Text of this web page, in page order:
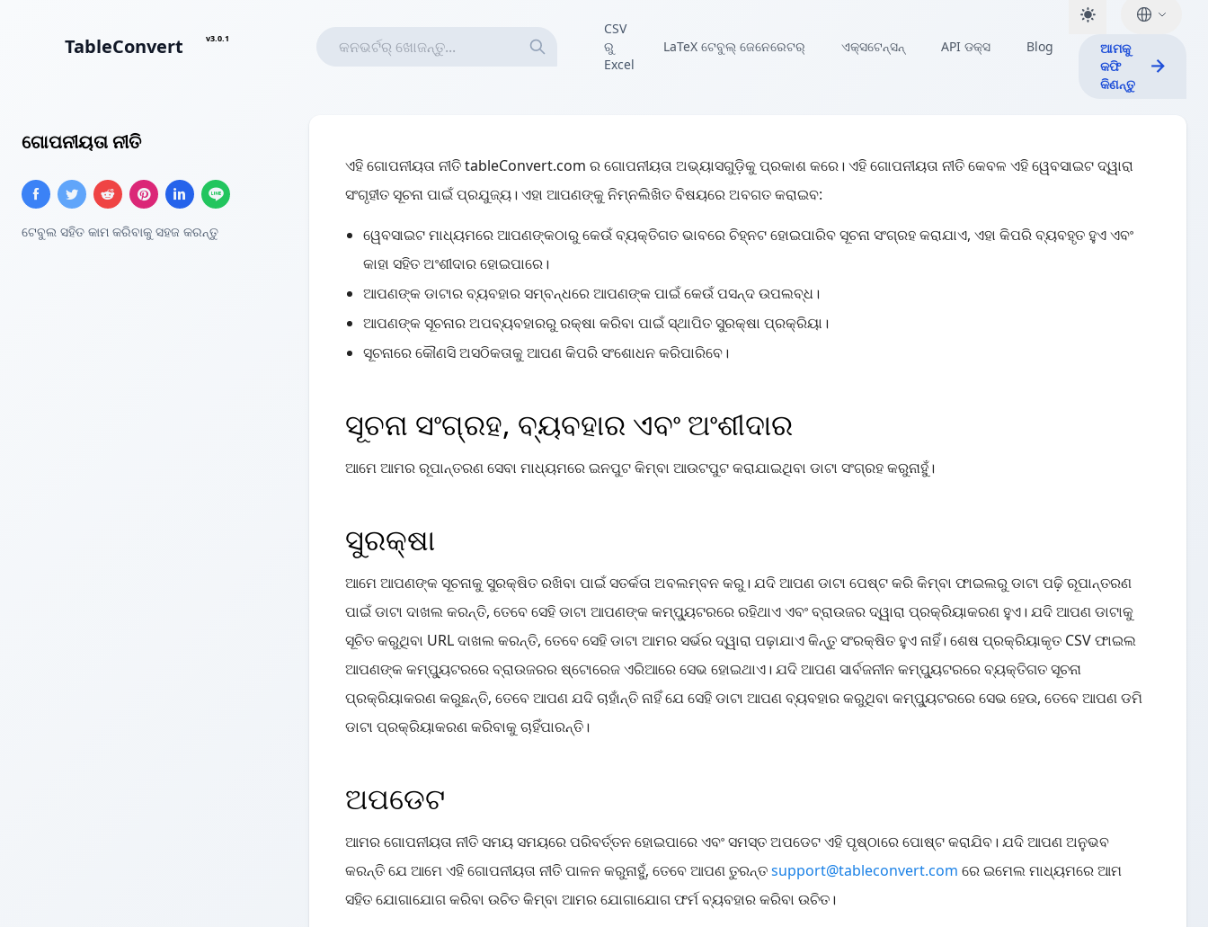
TableConvert v3.0.1
CSV
ରୁ
Excel
LaTeX ଟେବୁଲ୍ ଜେନେରେଟର୍ ଏକ୍ସଟେନ୍ସନ୍ API ଡକ୍ସ Blog
ଆମକୁ
କଫି
କିଣନ୍ତୁ
ଗୋପନୀୟତା ନୀତି
ଟେବୁଲ ସହିତ କାମ କରିବାକୁ ସହଜ କରନ୍ତୁ
ଏହି ଗୋପନୀୟତା ନୀତି tableConvert.com ର ଗୋପନୀୟତା ଅଭ୍ୟାସଗୁଡ଼ିକୁ ପ୍ରକାଶ କରେ। ଏହି ଗୋପନୀୟତା ନୀତି କେବଳ ଏହି ୱେବସାଇଟ ଦ୍ୱାରା
ସଂଗୃହୀତ ସୂଚନା ପାଇଁ ପ୍ରଯୁଜ୍ୟ। ଏହା ଆପଣଙ୍କୁ ନିମ୍ନଲିଖିତ ବିଷୟରେ ଅବଗତ କରାଇବ:
ୱେବସାଇଟ ମାଧ୍ୟମରେ ଆପଣଙ୍କଠାରୁ କେଉଁ ବ୍ୟକ୍ତିଗତ ଭାବରେ ଚିହ୍ନଟ ହୋଇପାରିବ ସୂଚନା ସଂଗ୍ରହ କରାଯାଏ, ଏହା କିପରି ବ୍ୟବହୃତ ହୁଏ ଏବଂ
କାହା ସହିତ ଅଂଶୀଦାର ହୋଇପାରେ।
ଆପଣଙ୍କ ଡାଟାର ବ୍ୟବହାର ସମ୍ବନ୍ଧରେ ଆପଣଙ୍କ ପାଇଁ କେଉଁ ପସନ୍ଦ ଉପଲବ୍ଧ।
ଆପଣଙ୍କ ସୂଚନାର ଅପବ୍ୟବହାରରୁ ରକ୍ଷା କରିବା ପାଇଁ ସ୍ଥାପିତ ସୁରକ୍ଷା ପ୍ରକ୍ରିୟା।
ସୂଚନାରେ କୌଣସି ଅସଠିକତାକୁ ଆପଣ କିପରି ସଂଶୋଧନ କରିପାରିବେ।
ସୂଚନା ସଂଗ୍ରହ, ବ୍ୟବହାର ଏବଂ ଅଂଶୀଦାର
ଆମେ ଆମର ରୂପାନ୍ତରଣ ସେବା ମାଧ୍ୟମରେ ଇନପୁଟ କିମ୍ବା ଆଉଟପୁଟ କରାଯାଇଥିବା ଡାଟା ସଂଗ୍ରହ କରୁନାହୁଁ।
ସୁରକ୍ଷା
ଆମେ ଆପଣଙ୍କ ସୂଚନାକୁ ସୁରକ୍ଷିତ ରଖିବା ପାଇଁ ସତର୍କତା ଅବଲମ୍ବନ କରୁ। ଯଦି ଆପଣ ଡାଟା ପେଷ୍ଟ କରି କିମ୍ବା ଫାଇଲରୁ ଡାଟା ପଢ଼ି ରୂପାନ୍ତରଣ
ପାଇଁ ଡାଟା ଦାଖଲ କରନ୍ତି, ତେବେ ସେହି ଡାଟା ଆପଣଙ୍କ କମ୍ପ୍ୟୁଟରରେ ରହିଥାଏ ଏବଂ ବ୍ରାଉଜର ଦ୍ୱାରା ପ୍ରକ୍ରିୟାକରଣ ହୁଏ। ଯଦି ଆପଣ ଡାଟାକୁ
ସୂଚିତ କରୁଥିବା URL ଦାଖଲ କରନ୍ତି, ତେବେ ସେହି ଡାଟା ଆମର ସର୍ଭର ଦ୍ୱାରା ପଢ଼ାଯାଏ କିନ୍ତୁ ସଂରକ୍ଷିତ ହୁଏ ନାହିଁ। ଶେଷ ପ୍ରକ୍ରିୟାକୃତ CSV ଫାଇଲ
ଆପଣଙ୍କ କମ୍ପ୍ୟୁଟରରେ ବ୍ରାଉଜରର ଷ୍ଟୋରେଜ ଏରିଆରେ ସେଭ ହୋଇଥାଏ। ଯଦି ଆପଣ ସାର୍ବଜନୀନ କମ୍ପ୍ୟୁଟରରେ ବ୍ୟକ୍ତିଗତ ସୂଚନା
ପ୍ରକ୍ରିୟାକରଣ କରୁଛନ୍ତି, ତେବେ ଆପଣ ଯଦି ଚାହାଁନ୍ତି ନାହିଁ ଯେ ସେହି ଡାଟା ଆପଣ ବ୍ୟବହାର କରୁଥିବା କମ୍ପ୍ୟୁଟରରେ ସେଭ ହେଉ, ତେବେ ଆପଣ ଡମି
ଡାଟା ପ୍ରକ୍ରିୟାକରଣ କରିବାକୁ ଚାହିଁପାରନ୍ତି।
ଅପଡେଟ
ଆମର ଗୋପନୀୟତା ନୀତି ସମୟ ସମୟରେ ପରିବର୍ତ୍ତନ ହୋଇପାରେ ଏବଂ ସମସ୍ତ ଅପଡେଟ ଏହି ପୃଷ୍ଠାରେ ପୋଷ୍ଟ କରାଯିବ। ଯଦି ଆପଣ ଅନୁଭବ
କରନ୍ତି ଯେ ଆମେ ଏହି ଗୋପନୀୟତା ନୀତି ପାଳନ କରୁନାହୁଁ, ତେବେ ଆପଣ ତୁରନ୍ତsupport@tableconvert.com ରେ ଇମେଲ ମାଧ୍ୟମରେ ଆମ
ସହିତ ଯୋଗାଯୋଗ କରିବା ଉଚିତ କିମ୍ବା ଆମର ଯୋଗାଯୋଗ ଫର୍ମ ବ୍ୟବହାର କରିବା ଉଚିତ।